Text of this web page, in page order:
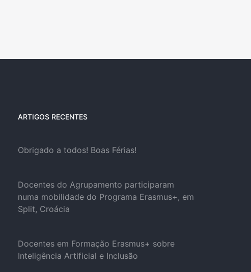
ARTIGOS RECENTES
Obrigado a todos! Boas Férias!
Docentes do Agrupamento participaram
numa mobilidade do Programa Erasmus+, em
Split, Croácia
Docentes em Formação Erasmus+ sobre
Inteligência Artificial e Inclusão